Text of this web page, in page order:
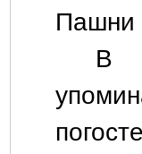
Пашни
В